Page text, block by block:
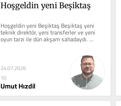
Hoşgeldin yeni Beşiktaş
Hoşgeldin yeni Beşiktaş Beşiktaş yeni
teknik direktör, yeni transferler ve yeni
oyun tarzı ile dün akşam sahadaydı.
İstekli, ilk dakikadan...
24.07.2026
10
Umut Hızdil